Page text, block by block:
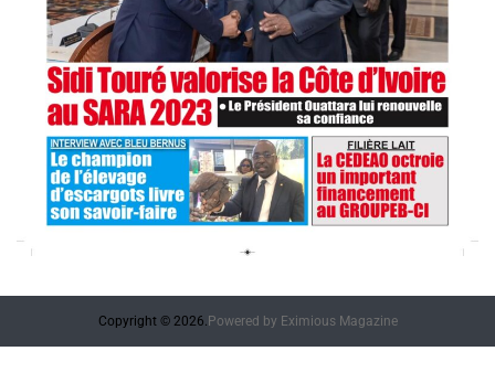
Copyright © 2026. Powered by Eximious Magazine